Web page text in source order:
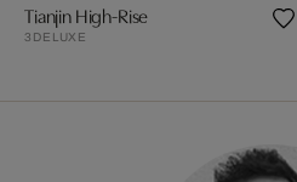
Tianjin High-Rise
3DELUXE